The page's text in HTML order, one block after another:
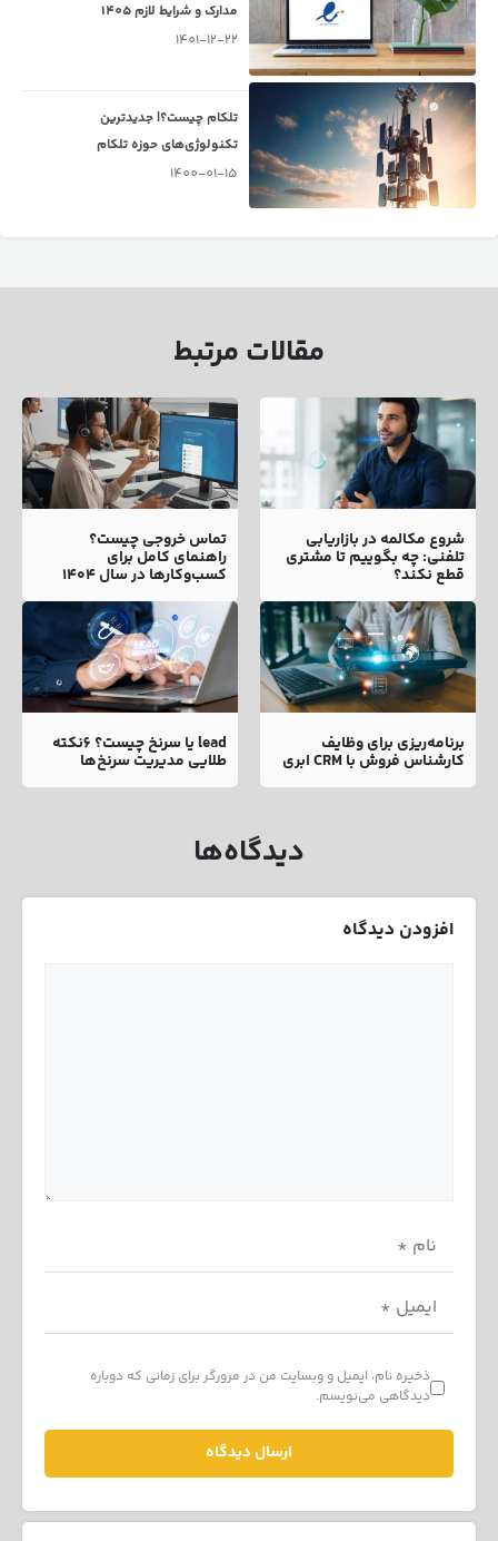
مدارک و شرایط لازم 1405
1401-12-22
تلکام چیست؟| جدیدترین
تکنولوژی‌های حوزه تلکام
1400-01-15
مقالات مرتبط
شروع مکالمه در بازاریابی
تلفنی: چه بگوییم تا مشتری
قطع نکند؟
تماس خروجی چیست؟
راهنمای کامل برای
کسب‌وکارها در سال ۱۴۰۴
برنامه‌ریزی برای وظایف
کارشناس فروش با CRM ابری
lead یا سرنخ چیست؟ 6نکته
طلایی مدیریت سرنخ‌ها
دیدگاه‌ها
افزودن دیدگاه
ذخیره نام، ایمیل و وبسایت من در مرورگر برای زمانی که دوباره
دیدگاهی می‌نویسم.